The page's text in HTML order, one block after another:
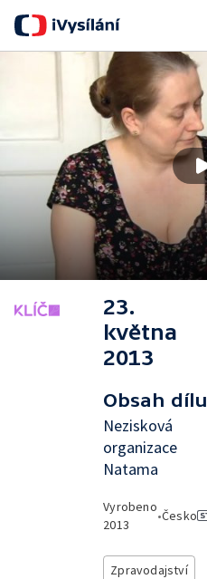
23.
května
2013
Obsah dílu
Nezisková
organizace
Natama
Vyrobeno
2013
•Česko
Zpravodajství